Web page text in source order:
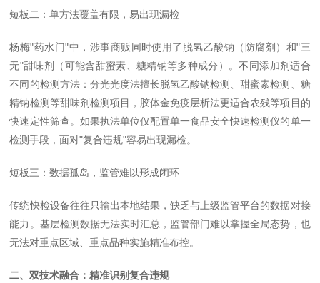
短板二：单方法覆盖有限，易出现漏检
杨梅"药水门"中，涉事商贩同时使用了脱氢乙酸钠（防腐剂）和"三
无"甜味剂（可能含甜蜜素、糖精钠等多种成分）。不同添加剂适合
不同的检测方法：分光光度法擅长脱氢乙酸钠检测、甜蜜素检测、糖
精钠检测等甜味剂检测项目，胶体金免疫层析法更适合农残等项目的
快速定性筛查。如果执法单位仅配置单一食品安全快速检测仪的单一
检测手段，面对"复合违规"容易出现漏检。
短板三：数据孤岛，监管难以形成闭环
传统快检设备往往只输出本地结果，缺乏与上级监管平台的数据对接
能力。基层检测数据无法实时汇总，监管部门难以掌握全局态势，也
无法对重点区域、重点品种实施精准布控。
二、双技术融合：精准识别复合违规